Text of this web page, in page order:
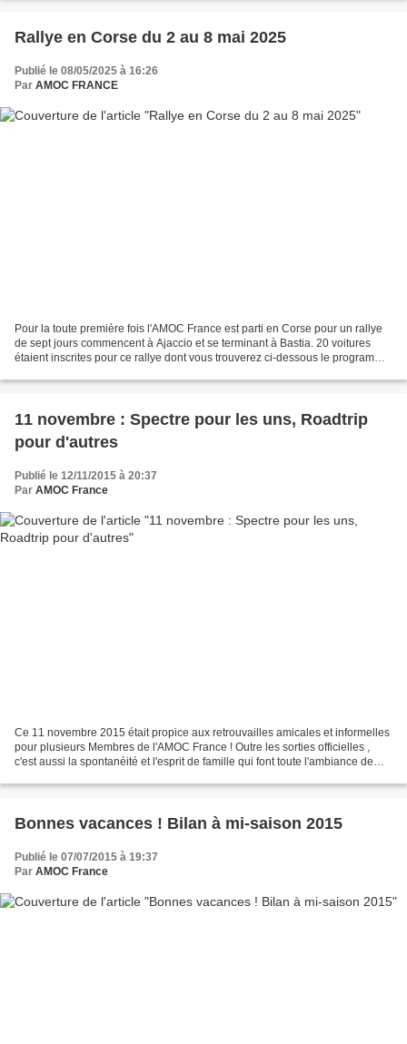
Rallye en Corse du 2 au 8 mai 2025
Publié le 08/05/2025 à 16:26
Par AMOC FRANCE
Pour la toute première fois l'AMOC France est parti en Corse pour un rallye
de sept jours commencent à Ajaccio et se terminant à Bastia. 20 voitures
étaient inscrites pour ce rallye dont vous trouverez ci-dessous le programme:
11 novembre : Spectre pour les uns, Roadtrip
pour d'autres
Publié le 12/11/2015 à 20:37
Par AMOC France
Ce 11 novembre 2015 était propice aux retrouvailles amicales et informelles
pour plusieurs Membres de l'AMOC France ! Outre les sorties officielles ,
c'est aussi la spontanéité et l'esprit de famille qui font toute l'ambiance de
Bonnes vacances ! Bilan à mi-saison 2015
Publié le 07/07/2015 à 19:37
Par AMOC France